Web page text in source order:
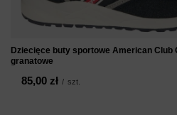
Dziecięce buty sportowe American Club
granatowe
85,00 zł / szt.